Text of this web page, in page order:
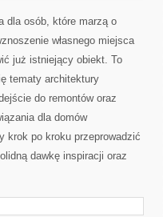
W
dla osób, które marzą o
własnego miejsca
już istniejący obiekt. To
tematy architektury
do remontów oraz
dla domów
krok po kroku przeprowadzić
dawkę inspiracji oraz